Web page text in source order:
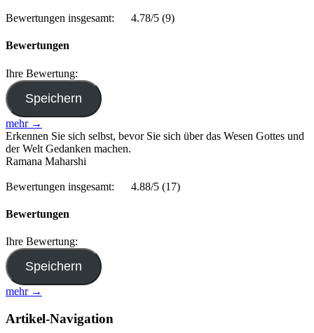
Bewertungen insgesamt: 4.78/5 (9)
Bewertungen
Ihre Bewertung:
mehr →
Erkennen Sie sich selbst, bevor Sie sich über das Wesen Gottes und
der Welt Gedanken machen.
Ramana Maharshi
Bewertungen insgesamt: 4.88/5 (17)
Bewertungen
Ihre Bewertung:
mehr →
Artikel-Navigation